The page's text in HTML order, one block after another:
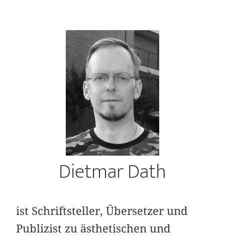
Dietmar Dath
ist Schriftsteller, Übersetzer und
Publizist zu ästhetischen und